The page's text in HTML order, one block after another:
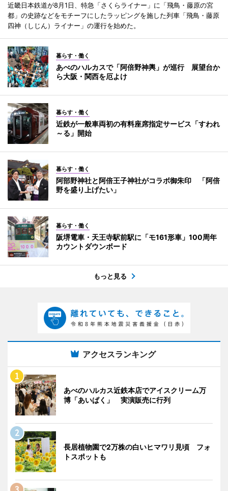
近畿日本鉄道が8月1日、特急「さくらライナー」に「飛鳥・藤原の宮
都」の史跡などをモチーフにしたラッピングを施した列車「飛鳥・藤原
四神（しじん）ライナー」の運行を始めた。
暮らす・働く
あべのハルカスで「阿倍野神輿」が巡行 展望台か
ら大阪・関西を厄よけ
暮らす・働く
近鉄が一般車両初の有料座席指定サービス「すわれ
～る」開始
暮らす・働く
阿部野神社と阿倍王子神社がコラボ御朱印 「阿倍
野を盛り上げたい」
暮らす・働く
阪堺電車・天王寺駅前駅に「モ161形車」100周年
カウントダウンボード
もっと見る
アクセスランキング
あべのハルカス近鉄本店でアイスクリーム万
博「あいぱく」 実演販売に行列
長居植物園で2万株の白いヒマワリ見頃 フォ
トスポットも